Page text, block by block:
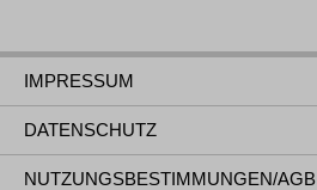
IMPRESSUM
DATENSCHUTZ
NUTZUNGSBESTIMMUNGEN/AGB